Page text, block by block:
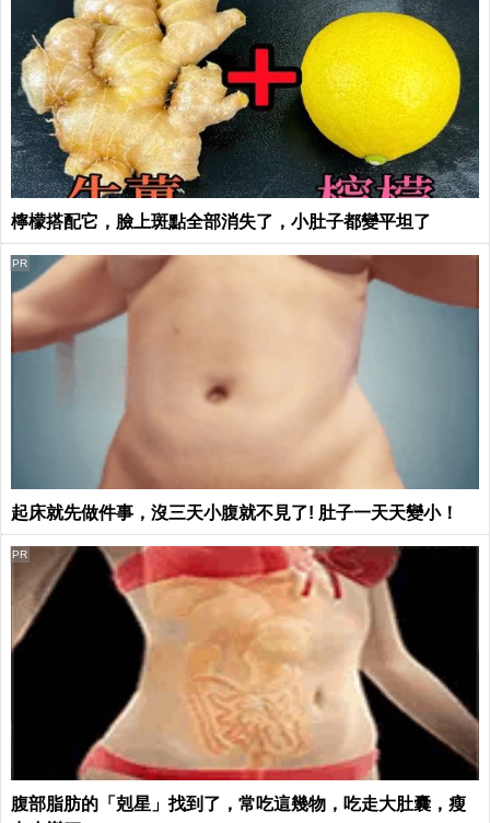
檸檬搭配它，臉上斑點全部消失了，小肚子都變平坦了
起床就先做件事，沒三天小腹就不見了! 肚子一天天變小！
PR
腹部脂肪的「剋星」找到了，常吃這幾物，吃走大肚囊，瘦
PR